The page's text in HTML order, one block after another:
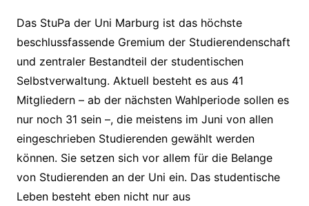
Das StuPa der Uni Marburg ist das höchste
beschlussfassende Gremium der Studierendenschaft
und zentraler Bestandteil der studentischen
Selbstverwaltung. Aktuell besteht es aus 41
Mitgliedern – ab der nächsten Wahlperiode sollen es
nur noch 31 sein –, die meistens im Juni von allen
eingeschrieben Studierenden gewählt werden
können. Sie setzen sich vor allem für die Belange
von Studierenden an der Uni ein. Das studentische
Leben besteht eben nicht nur aus